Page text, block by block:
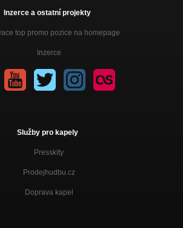
Inzerce a ostatní projekty
top promo pozice na homepage
Inzerce
Služby pro kapely
Presskity
Prodejhudbu.cz
Doprava kapel